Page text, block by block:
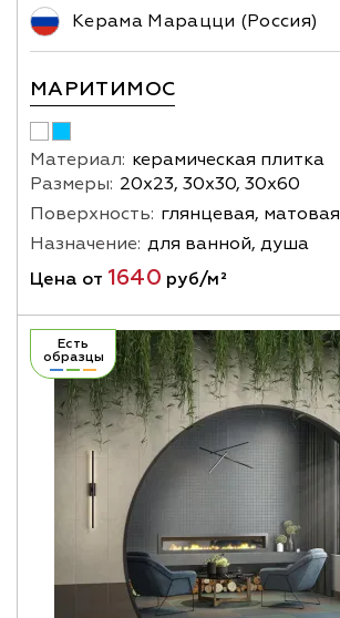
Керама Марацци (Россия)
МАРИТИМОС
Материал: керамическая плитка
Размеры: 20х23, 30х30, 30х60
Поверхность: глянцевая, матовая
Назначение: для ванной, душа
Цена от 1640 руб/м²
Есть
образцы